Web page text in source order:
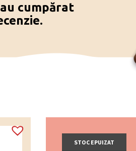
cumpărat
STOC EPUIZAT